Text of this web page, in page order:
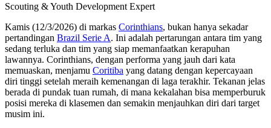
Scouting & Youth Development Expert
Kamis (12/3/2026) di markas Corinthians, bukan hanya sekadar
pertandingan Brazil Serie A. Ini adalah pertarungan antara tim yang
sedang terluka dan tim yang siap memanfaatkan kerapuhan
lawannya. Corinthians, dengan performa yang jauh dari kata
memuaskan, menjamu Coritiba yang datang dengan kepercayaan
diri tinggi setelah meraih kemenangan di laga terakhir. Tekanan jelas
berada di pundak tuan rumah, di mana kekalahan bisa memperburuk
posisi mereka di klasemen dan semakin menjauhkan diri dari target
musim ini.